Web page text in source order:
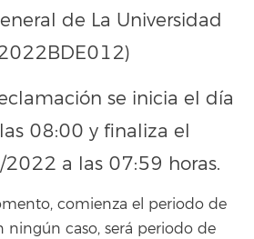
de La Universidad
se inicia el día
08:00 y finaliza el
a las 07:59 horas.
comienza el periodo de
ningún caso, será periodo de